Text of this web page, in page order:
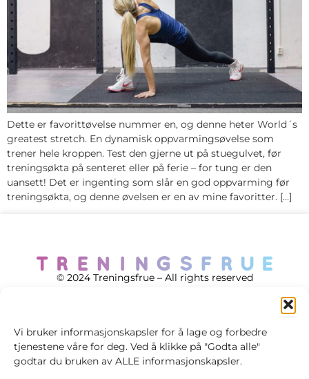
Vi bruker informasjonskapsler for å lage og forbedre
tjenestene våre for deg. Ved å klikke på "Godta alle"
godtar du bruken av ALLE informasjonskapsler.
Dette er favorittøvelse nummer en, og denne heter World´s
greatest stretch. En dynamisk oppvarmingsøvelse som
trener hele kroppen. Test den gjerne ut på stuegulvet, før
treningsøkta på senteret eller på ferie – for tung er den
uansett! Det er ingenting som slår en god oppvarming før
treningsøkta, og denne øvelsen er en av mine favoritter. […]
© 2024 Treningsfrue – All rights reserved
Cookie policy